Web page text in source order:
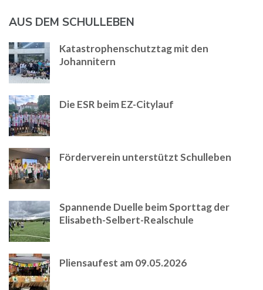
AUS DEM SCHULLEBEN
Katastrophenschutztag mit den
Johannitern
Die ESR beim EZ-Citylauf
Förderverein unterstützt Schulleben
Spannende Duelle beim Sporttag der
Elisabeth-Selbert-Realschule
Pliensaufest am 09.05.2026